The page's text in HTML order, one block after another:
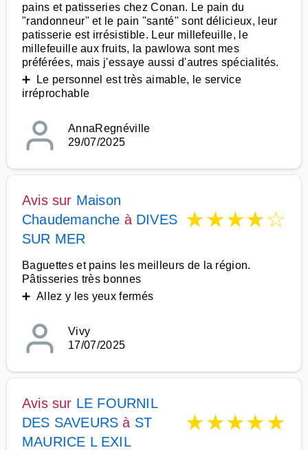
pains et patisseries chez Conan. Le pain du
"randonneur" et le pain "santé" sont délicieux, leur
patisserie est irrésistible. Leur millefeuille, le
millefeuille aux fruits, la pawlowa sont mes
préférées, mais j'essaye aussi d'autres spécialités.
➕ Le personnel est très aimable, le service
irréprochable
AnnaRegnéville
29/07/2025
Avis sur Maison
Chaudemanche à DIVES
SUR MER
★★★★☆
Baguettes et pains les meilleurs de la région.
Pâtisseries très bonnes
➕ Allez y les yeux fermés
Vivy
17/07/2025
Avis sur LE FOURNIL
DES SAVEURS à ST
MAURICE L EXIL
★★★★★